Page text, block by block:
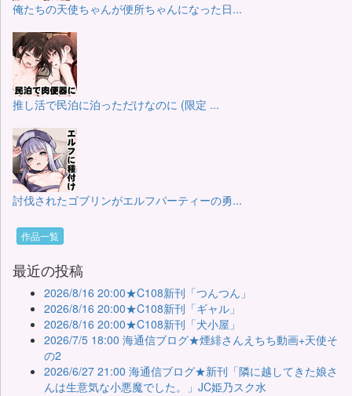
俺たちの天使ちゃんが便所ちゃんになった日...
推し活で民泊に泊っただけなのに (限定 ...
討伐されたゴブリンがエルフパーティーの勇...
作品一覧
最近の投稿
2026/8/16 20:00★C108新刊「つんつん」
2026/8/16 20:00★C108新刊「ギャル」
2026/8/16 20:00★C108新刊「犬小屋」
2026/7/5 18:00 海通信ブログ★煙緋さんえちち動画+天使そ
の2
2026/6/27 21:00 海通信ブログ★新刊「隣に越してきた娘さ
んは生意気な小悪魔でした。」JC姫乃スク水